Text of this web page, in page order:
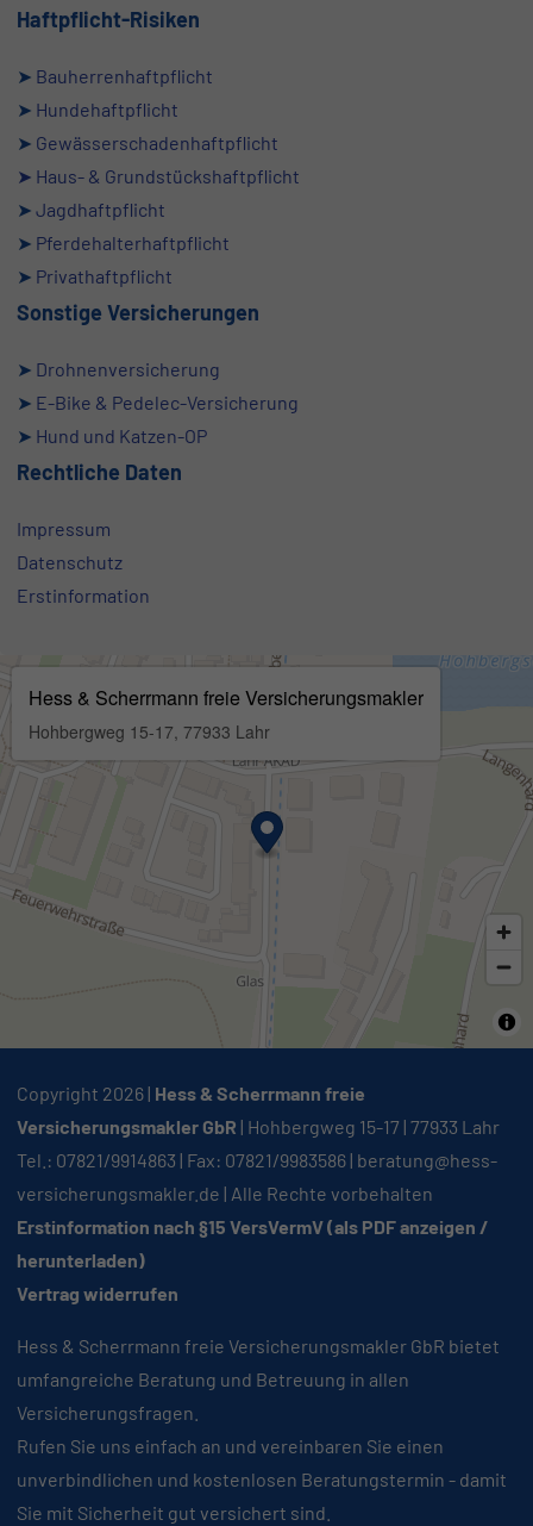
Haftpflicht-Risiken
➤ Bauherrenhaftpflicht
➤ Hundehaftpflicht
➤ Gewässerschadenhaftpflicht
➤ Haus- & Grundstückshaftpflicht
➤ Jagdhaftpflicht
➤ Pferdehalterhaftpflicht
➤ Privathaftpflicht
Sonstige Versicherungen
➤ Drohnenversicherung
➤ E-Bike & Pedelec-Versicherung
➤ Hund und Katzen-OP
Rechtliche Daten
Impressum
Datenschutz
Erstinformation
Copyright 2026 | Hess & Scherrmann freie
Versicherungsmakler GbR | Hohbergweg 15-17 | 77933 Lahr
Tel.: 07821/9914863 | Fax: 07821/9983586 | beratung@hess-
versicherungsmakler.de | Alle Rechte vorbehalten
Erstinformation nach §15 VersVermV (als PDF anzeigen /
herunterladen)
Vertrag widerrufen
Hess & Scherrmann freie Versicherungsmakler GbR bietet
umfangreiche Beratung und Betreuung in allen
Versicherungsfragen.
Rufen Sie uns einfach an und vereinbaren Sie einen
unverbindlichen und kostenlosen Beratungstermin - damit
Sie mit Sicherheit gut versichert sind.